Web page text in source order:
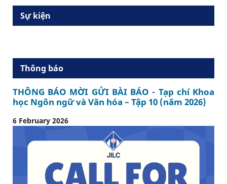
Sự kiện
Thông báo
THÔNG BÁO MỜI GỬI BÀI BÁO - Tạp chí Khoa
học Ngôn ngữ và Văn hóa – Tập 10 (năm 2026)
6 February 2026